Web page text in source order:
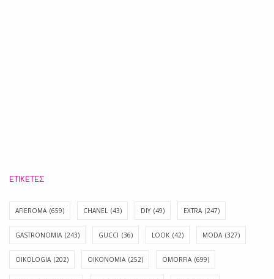
ΕΤΙΚΈΤΕΣ
AFIEROMA (659) CHANEL (43) DIY (49) EXTRA (247)
GASTRONOMIA (243) GUCCI (36) LOOK (42) MODA (327)
OIKOLOGIA (202) OIKONOMIA (252) OMORFIA (699)